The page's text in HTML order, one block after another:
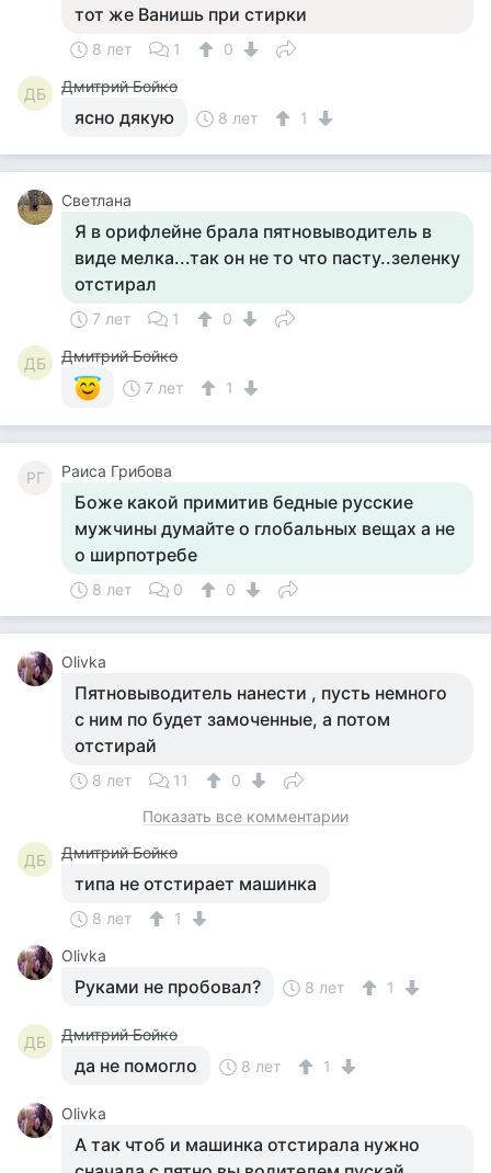
тот же Ванишь при стирки
8 лет 1 0
ДБ Дмитрий Бойко
ясно дякую 8 лет 1
Светлана
Я в орифлейне брала пятновыводитель в
виде мелка...так он не то что пасту..зеленку
отстирал
7 лет 1 0
ДБ
Дмитрий Бойко
7 лет
1
РГ Раиса Грибова
Боже какой примитив бедные русские
мужчины думайте о глобальных вещах а не
о ширпотребе
8 лет 0 0
Olivka
Пятновыводитель нанести , пусть немного
с ним по будет замоченные, а потом
отстирай
8 лет 11
0
Показать все комментарии
ДБ Дмитрий Бойко
типа не отстирает машинка
8 лет
1
Olivka
Руками не пробовал? 8 лет 1
ДБ Дмитрий Бойко
да не помогло 8 лет 1
Olivka
А так чтоб и машинка отстирала нужно